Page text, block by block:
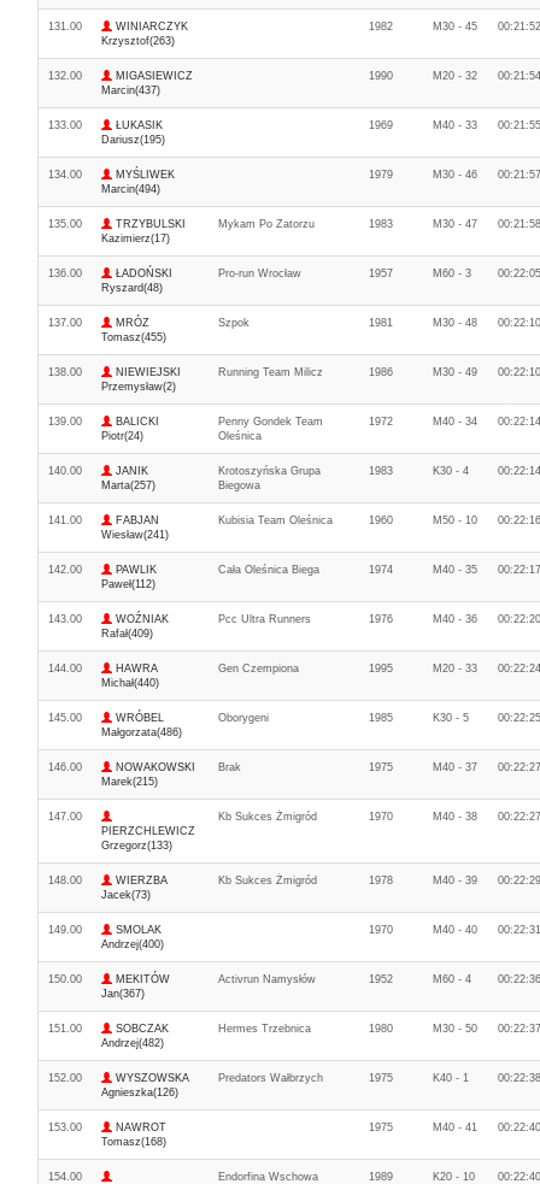
131.00
WINIARCZYK
Krzysztof(263)
1982 M30 - 45 00:21:52
132.00
MIGASIEWICZ
Marcin(437)
1990 M20 - 32 00:21:54
133.00
ŁUKASIK
Dariusz(195)
1969 M40 - 33 00:21:55
134.00
MYŚLIWEK
Marcin(494)
1979 M30 - 46 00:21:57
135.00
TRZYBULSKI
Kazimierz(17)
Mykam Po Zatorzu 1983 M30 - 47 00:21:58
136.00
ŁADOŃSKI
Ryszard(48)
Pro-run Wrocław 1957 M60 - 3 00:22:05
137.00
MRÓZ
Tomasz(455)
Szpok 1981 M30 - 48 00:22:10
138.00
NIEWIEJSKI
Przemysław(2)
Running Team Milicz 1986 M30 - 49 00:22:10
139.00
BALICKI
Piotr(24)
Penny Gondek Team
Oleśnica
1972 M40 - 34 00:22:14
140.00
JANIK
Marta(257)
Krotoszyńska Grupa
Biegowa
1983 K30 - 4 00:22:14
141.00
FABJAN
Wiesław(241)
Kubisia Team Oleśnica 1960 M50 - 10 00:22:16
142.00
PAWLIK
Paweł(112)
Cała Oleśnica Biega 1974 M40 - 35 00:22:17
143.00
WOŹNIAK
Rafał(409)
Pcc Ultra Runners 1976 M40 - 36 00:22:20
144.00
HAWRA
Michał(440)
Gen Czempiona 1995 M20 - 33 00:22:24
145.00
WRÓBEL
Małgorzata(486)
Oborygeni 1985 K30 - 5 00:22:25
146.00
NOWAKOWSKI
Marek(215)
Brak 1975 M40 - 37 00:22:27
147.00
PIERZCHLEWICZ
Grzegorz(133)
Kb Sukces Żmigród 1970 M40 - 38 00:22:27
148.00
WIERZBA
Jacek(73)
Kb Sukces Żmigród 1978 M40 - 39 00:22:29
149.00
SMOLAK
Andrzej(400)
1970 M40 - 40 00:22:31
150.00
MEKITÓW
Jan(367)
Activrun Namysłów 1952 M60 - 4 00:22:36
151.00
SOBCZAK
Andrzej(482)
Hermes Trzebnica 1980 M30 - 50 00:22:37
152.00
WYSZOWSKA
Agnieszka(126)
Predators Wałbrzych 1975 K40 - 1 00:22:38
153.00
NAWROT
Tomasz(168)
1975 M40 - 41 00:22:40
154.00
Endorfina Wschowa 1989 K20 - 10 00:22:40